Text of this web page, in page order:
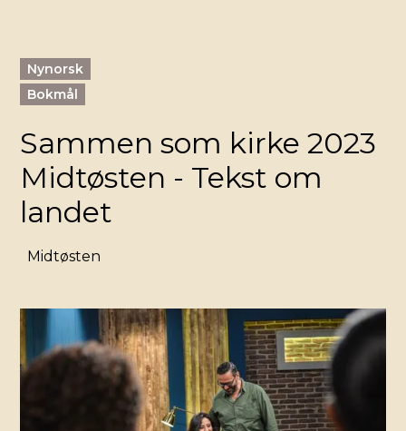
Nynorsk
Bokmål
Sammen som kirke 2023
Midtøsten - Tekst om
landet
Midtøsten